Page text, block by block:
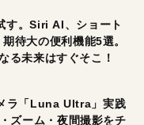
す。Siri AI、ショート
待大の便利機能5選。
る未来はすぐそこ！
ラ「Luna Ultra」実践
ズーム・夜間撮影をチ